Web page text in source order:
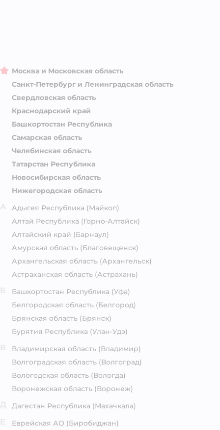
Москва и Московская область
Санкт-Петербург и Ленинградская область
Свердловская область
Краснодарский край
Башкортостан Республика
Самарская область
Челябинская область
Татарстан Республика
Новосибирская область
Нижегородская область
Адыгея Республика (Майкоп)
Алтай Республика (Горно-Алтайск)
Алтайский край (Барнаул)
Амурская область (Благовещенск)
Архангельская область (Архангельск)
Астраханская область (Астрахань)
Башкортостан Республика (Уфа)
Белгородская область (Белгород)
Брянская область (Брянск)
Бурятия Республика (Улан-Удэ)
Владимирская область (Владимир)
Волгоградская область (Волгоград)
Вологодская область (Вологда)
Воронежская область (Воронеж)
Дагестан Республика (Махачкала)
Еврейская АО (Биробиджан)